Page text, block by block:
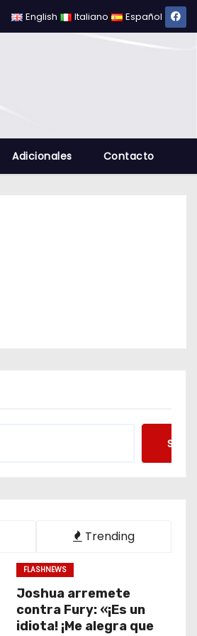
English Italiano Español
Adicionales Contacto
Trending
FLASHNEWS
Joshua arremete
contra Fury: «¡Es un
idiota! ¡Me alegra que